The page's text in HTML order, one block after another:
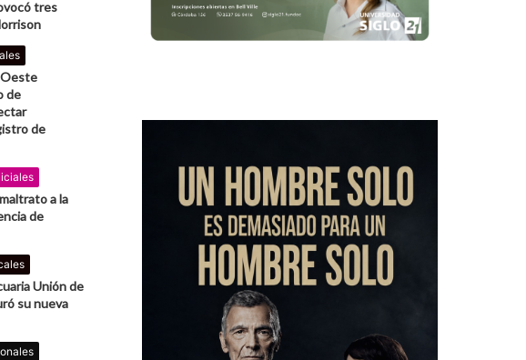
tres
Oeste
de
de
a la
de
Unión de
su nueva